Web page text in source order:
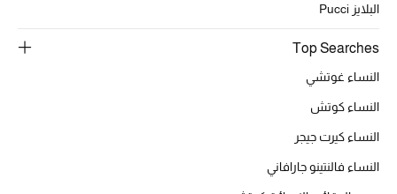
الموسم الجديد
ركن أناقة المنتجعات
البلايز Pucci
Top Searches
النساء غوتشي
النساء كوتش
النساء كيرت جيجر
النساء فالنتينو جارافاني